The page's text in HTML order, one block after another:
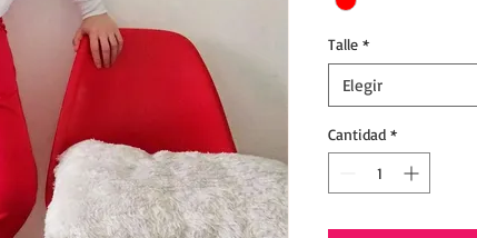
Talle *
Elegir
Cantidad *